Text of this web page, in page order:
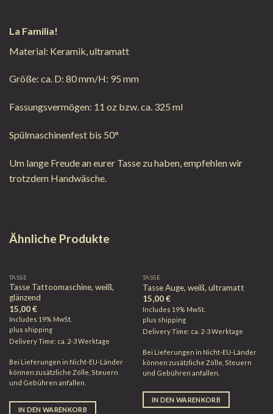
La Familia!
Material: Keramik, ultramatt
Größe: ca. D: 80 mm/H: 95 mm
Fassungsvermögen: 11 oz bzw. ca. 325 ml
Spülmaschinenfest bis 50°
Um lange Freude an eurer Tasse zu haben, empfehlen wir
trotzdem Handwäsche.
Ähnliche Produkte
TASSE
Tasse Tattoomaschine, weiß,
glänzend
15,00€
Includes 19% MwSt.
plus shipping
Delivery Time: ca. 2-3 Werktage
Bei Lieferungen in Nicht-EU-Länder
können zusätzliche Zölle, Steuern
und Gebühren anfallen.
IN DEN WARENKORB
TASSE
Tasse Auge, weiß, ultramatt
15,00€
Includes 19% MwSt.
plus shipping
Delivery Time: ca. 2-3 Werktage
Bei Lieferungen in Nicht-EU-Länder
können zusätzliche Zölle, Steuern
und Gebühren anfallen.
IN DEN WARENKORB